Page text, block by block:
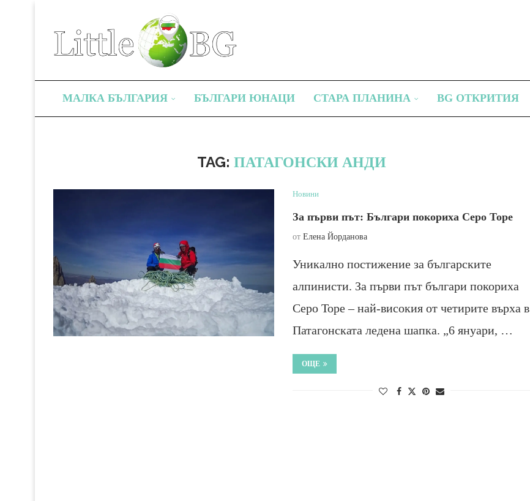
МАЛКА БЪЛГАРИЯ БЪЛГАРИ ЮНАЦИ СТАРА ПЛАНИНА BG ОТКРИТИЯ
TAG:ПАТАГОНСКИ АНДИ
Новини
За първи път: Българи покориха Серо Торе
от Елена Йорданова
Уникално постижение за българските
алпинисти. За първи път българи покориха
Серо Торе – най-високия от четирите върха в
Патагонската ледена шапка. „6 януари, …
ОЩЕ